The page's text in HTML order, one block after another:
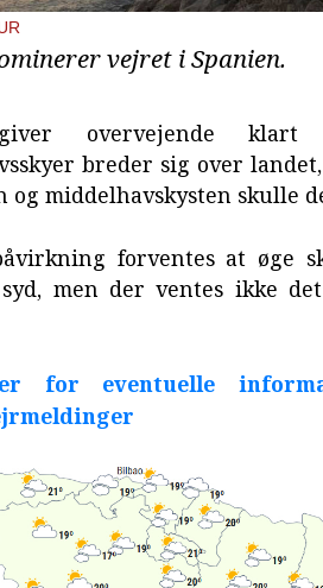
vejret i Spanien.
overvejende
breder sig over
og middelhavskysten skulle
forventes at øge
men der ventes ikke
for eventuelle